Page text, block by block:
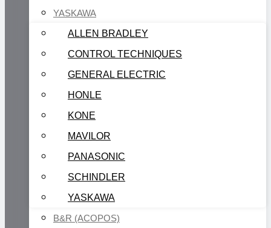
YASKAWA
ALLEN BRADLEY
CONTROL TECHNIQUES
GENERAL ELECTRIC
HONLE
KONE
MAVILOR
PANASONIC
SCHINDLER
YASKAWA
B&R (ACOPOS)